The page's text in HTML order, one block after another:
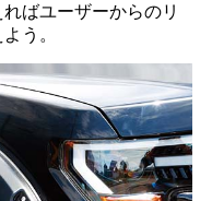
ばユーザーからのリ
う。